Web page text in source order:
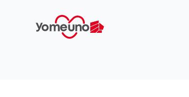
Yomeuno.com